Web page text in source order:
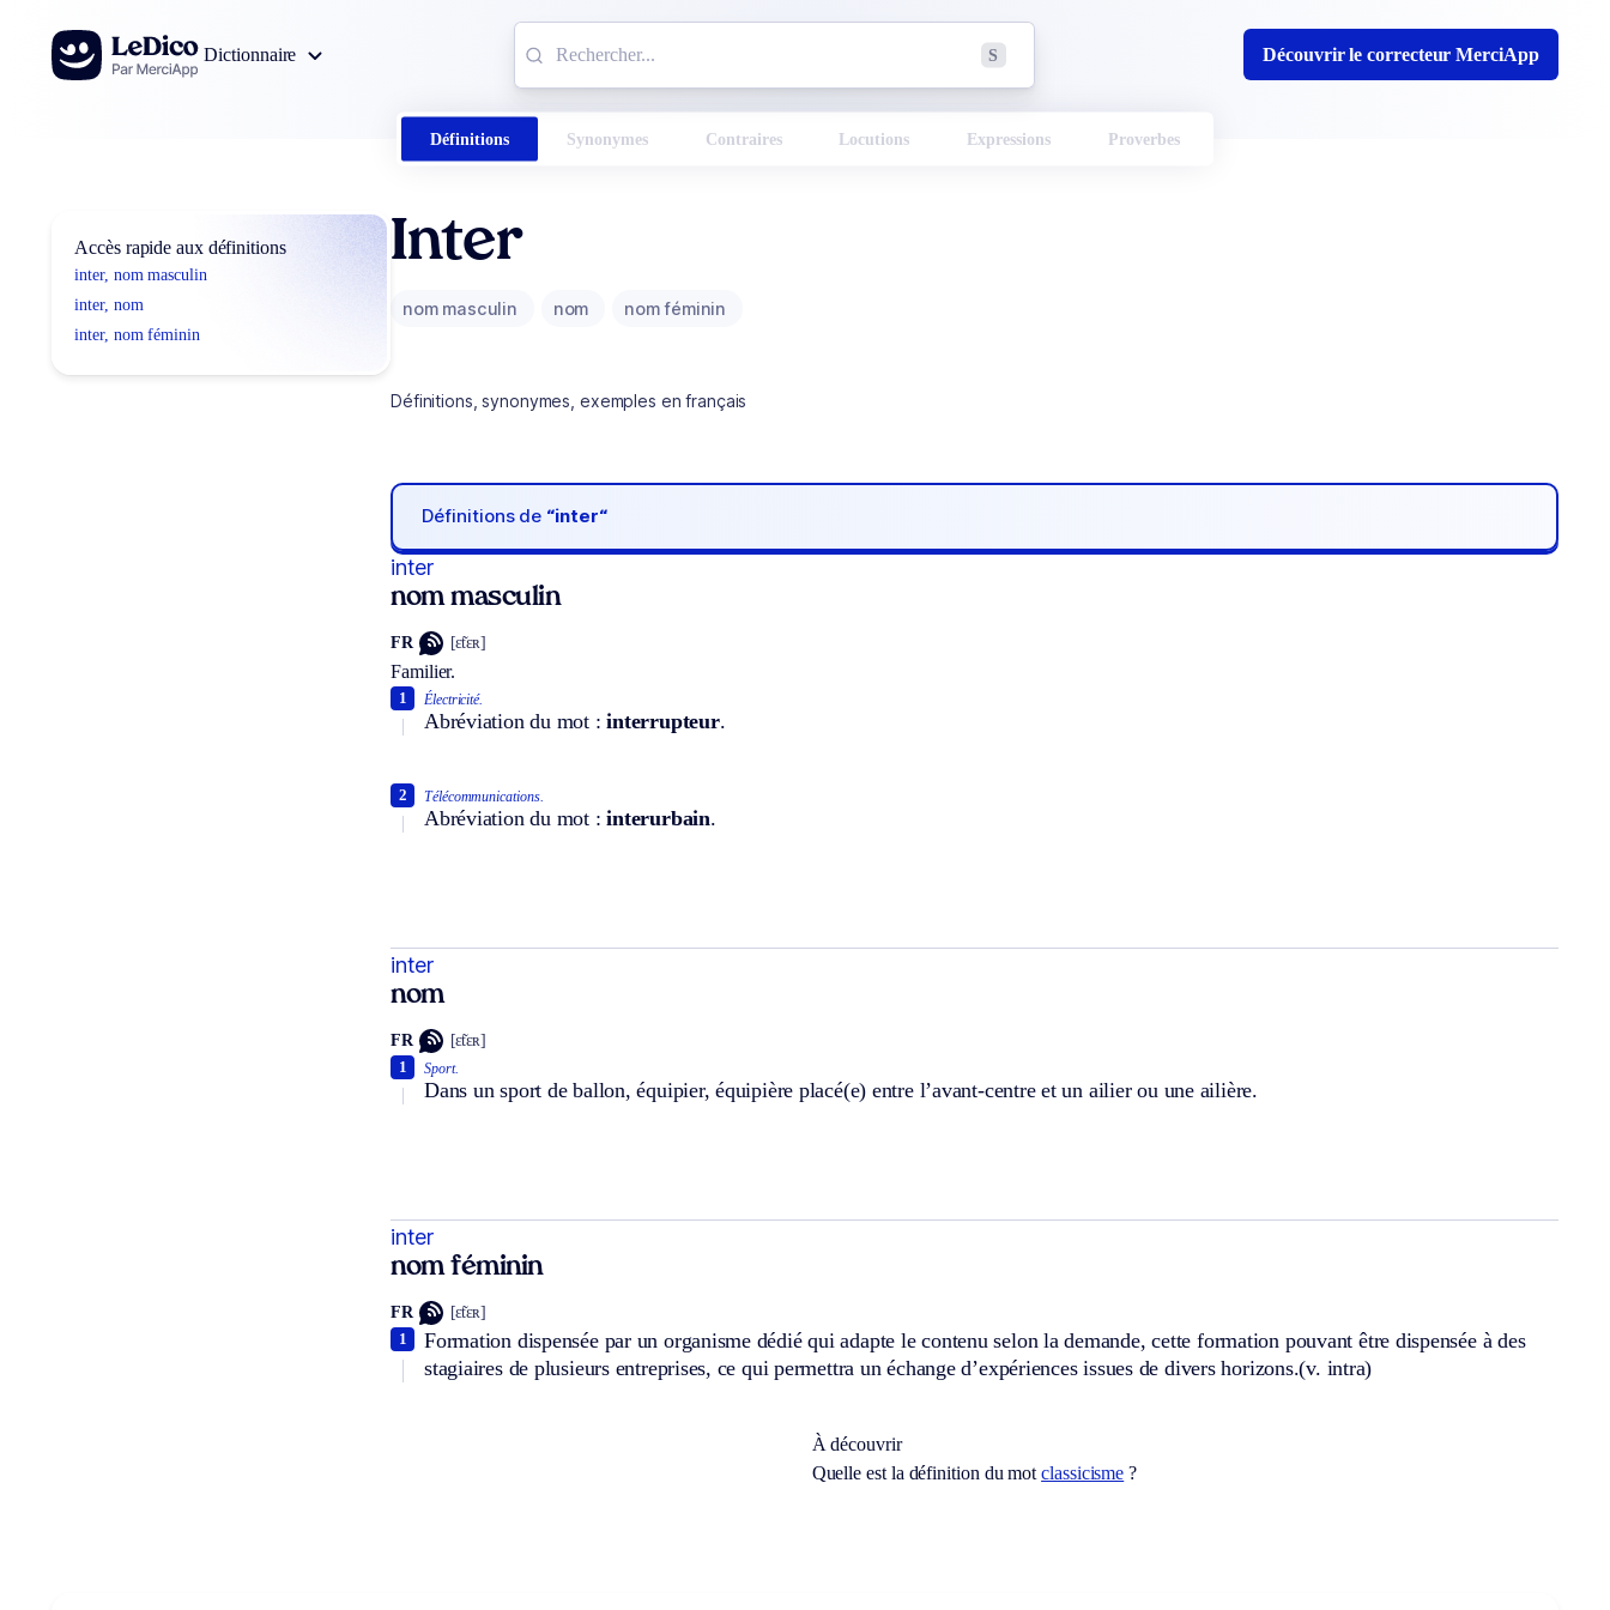
Aller au contenu
Dictionnaire
S Découvrir le correcteur MerciApp
Définitions Synonymes Contraires Locutions Expressions Proverbes
Accès rapide aux définitions
inter, nom masculin
inter, nom
inter, nom féminin
Inter
nom masculin nom nom féminin
Définitions, synonymes, exemples en français
Définitions de “inter“
inter
nom masculin
FR [ɛ̃tɛʀ]
Familier.
Électricité.
Abréviation du mot :interrupteur.
1
Télécommunications.
Abréviation du mot :interurbain.
2
inter
nom
FR [ɛ̃tɛʀ]
Sport.
Dans un sport de ballon, équipier, équipière placé(e) entre l’avant-centre et un ailier ou une ailière.
1
inter
nom féminin
FR [ɛ̃tɛʀ]
Formation dispensée par un organisme dédié qui adapte le contenu selon la demande, cette formation pouvant être dispensée à des
stagiaires de plusieurs entreprises, ce qui permettra un échange d’expériences issues de divers horizons.(v. intra)
1
À découvrir
Quelle est la définition du motclassicisme ?